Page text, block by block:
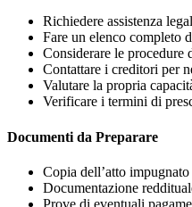
Richiedere assistenza
Fare un elenco completo
Considerare le procedure
Contattare i creditori per
Valutare la propria
Verificare i termini di
Documenti da Preparare
Copia dell’atto impugnato
Documentazione
Prove di eventuali